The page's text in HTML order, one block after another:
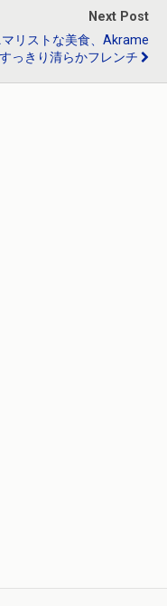
Next Post
マリストな美食、Akrame
っきり清らかフレンチ